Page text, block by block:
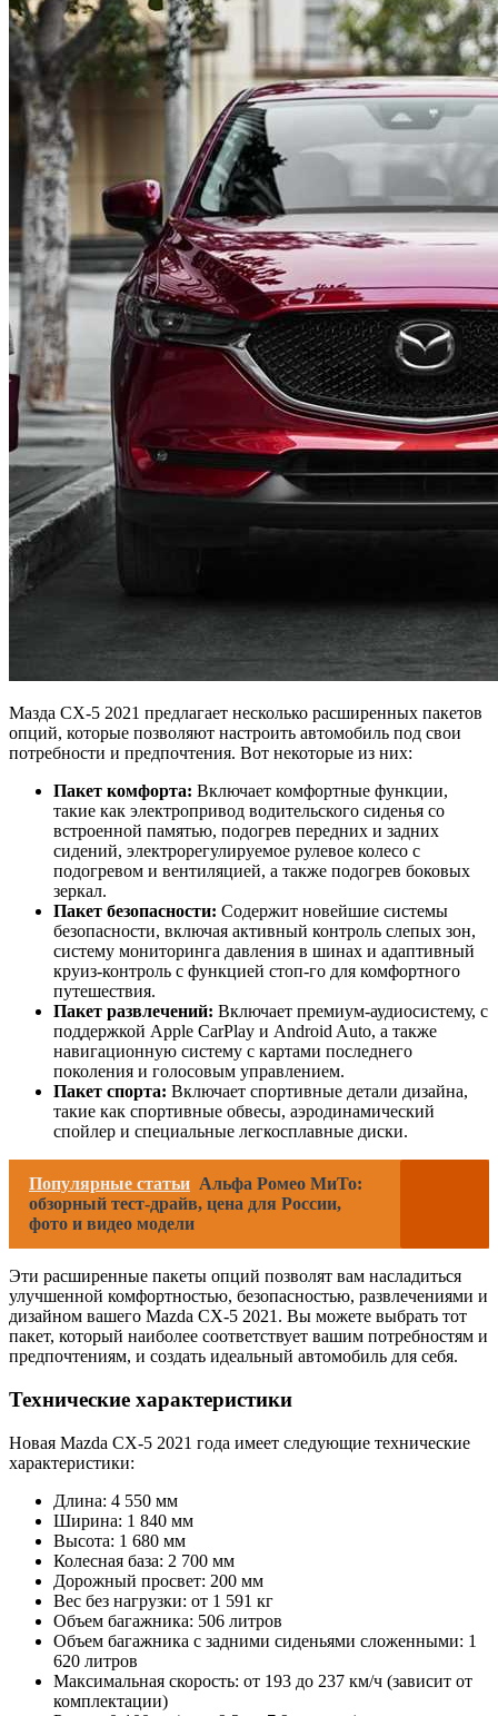
Мазда СХ-5 2021 предлагает несколько расширенных пакетов
опций, которые позволяют настроить автомобиль под свои
потребности и предпочтения. Вот некоторые из них:
Пакет комфорта: Включает комфортные функции,
такие как электропривод водительского сиденья со
встроенной памятью, подогрев передних и задних
сидений, электрорегулируемое рулевое колесо с
подогревом и вентиляцией, а также подогрев боковых
зеркал.
Пакет безопасности: Содержит новейшие системы
безопасности, включая активный контроль слепых зон,
систему мониторинга давления в шинах и адаптивный
круиз-контроль с функцией стоп-го для комфортного
путешествия.
Пакет развлечений: Включает премиум-аудиосистему, с
поддержкой Apple CarPlay и Android Auto, а также
навигационную систему с картами последнего
поколения и голосовым управлением.
Пакет спорта: Включает спортивные детали дизайна,
такие как спортивные обвесы, аэродинамический
спойлер и специальные легкосплавные диски.
Популярные статьи Альфа Ромео МиТо:
обзорный тест-драйв, цена для России,
фото и видео модели
Эти расширенные пакеты опций позволят вам насладиться
улучшенной комфортностью, безопасностью, развлечениями и
дизайном вашего Mazda CX-5 2021. Вы можете выбрать тот
пакет, который наиболее соответствует вашим потребностям и
предпочтениям, и создать идеальный автомобиль для себя.
Технические характеристики
Новая Mazda CX-5 2021 года имеет следующие технические
характеристики:
Длина: 4 550 мм
Ширина: 1 840 мм
Высота: 1 680 мм
Колесная база: 2 700 мм
Дорожный просвет: 200 мм
Вес без нагрузки: от 1 591 кг
Объем багажника: 506 литров
Объем багажника с задними сиденьями сложенными: 1
620 литров
Максимальная скорость: от 193 до 237 км/ч (зависит от
комплектации)